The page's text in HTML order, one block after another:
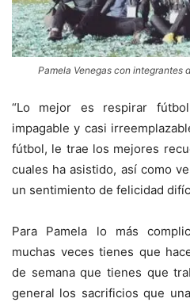
Pamela Venegas con integrantes
“Lo mejor es respirar
impagable y casi
fútbol, le trae los mejores
cuales ha asistido, así como
un sentimiento de felicidad
Para Pamela lo más
muchas veces tienes que
de semana que tienes que
general los sacrificios que